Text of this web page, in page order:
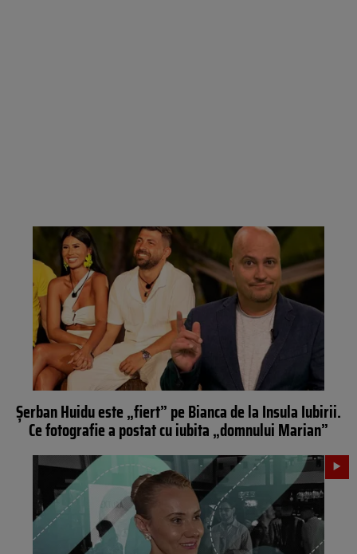
Șerban Huidu este „fiert” pe Bianca de la Insula Iubirii.
Ce fotografie a postat cu iubita „domnului Marian”